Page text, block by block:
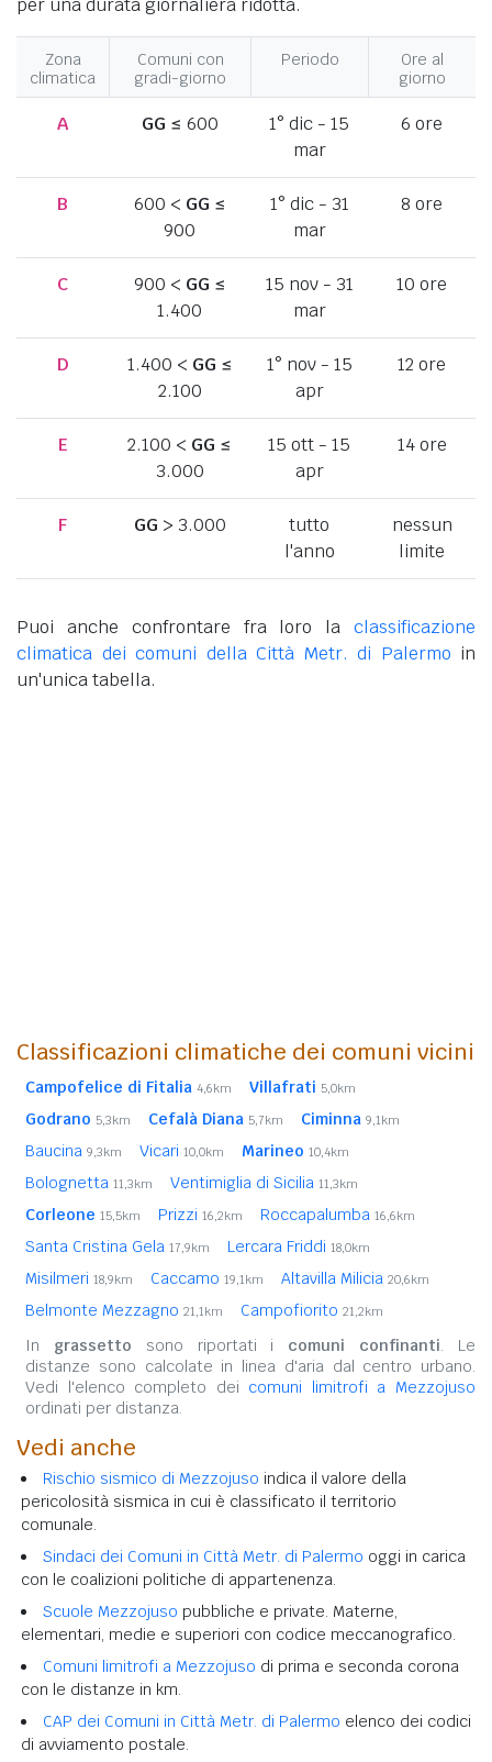
per una durata giornaliera ridotta.
Zona
climatica
Comuni con
gradi-giorno
Periodo
Ore al
giorno
A GG ≤ 600
1° dic - 15
mar
6 ore
B 600 < GG ≤
900
1° dic - 31
mar
8 ore
C 900 < GG ≤
1.400
15 nov - 31
mar
10 ore
D 1.400 < GG ≤
2.100
1° nov - 15
apr
12 ore
E 2.100 < GG ≤
3.000
15 ott - 15
apr
14 ore
F GG > 3.000
tutto
l'anno
nessun
limite
Puoi anche confrontare fra loro la classificazione
climatica dei comuni della Città Metr. di Palermo in
un'unica tabella.
Classificazioni climatiche dei comuni vicini
Campofelice di Fitalia 4,6km Villafrati 5,0km
Godrano 5,3km Cefalà Diana 5,7km Ciminna 9,1km
Baucina 9,3km Vicari 10,0km Marineo 10,4km
Bolognetta 11,3km Ventimiglia di Sicilia 11,3km
Corleone 15,5km Prizzi 16,2km Roccapalumba 16,6km
Santa Cristina Gela 17,9km Lercara Friddi 18,0km
Misilmeri 18,9km Caccamo 19,1km Altavilla Milicia 20,6km
Belmonte Mezzagno 21,1km Campofiorito 21,2km
In grassetto sono riportati i comuni confinanti. Le
distanze sono calcolate in linea d'aria dal centro urbano.
Vedi l'elenco completo dei comuni limitrofi a Mezzojuso
ordinati per distanza.
Vedi anche
Rischio sismico di Mezzojuso indica il valore della
pericolosità sismica in cui è classificato il territorio
comunale.
Sindaci dei Comuni in Città Metr. di Palermo oggi in carica
con le coalizioni politiche di appartenenza.
Scuole Mezzojuso pubbliche e private. Materne,
elementari, medie e superiori con codice meccanografico.
Comuni limitrofi a Mezzojuso di prima e seconda corona
con le distanze in km.
CAP dei Comuni in Città Metr. di Palermo elenco dei codici
di avviamento postale.